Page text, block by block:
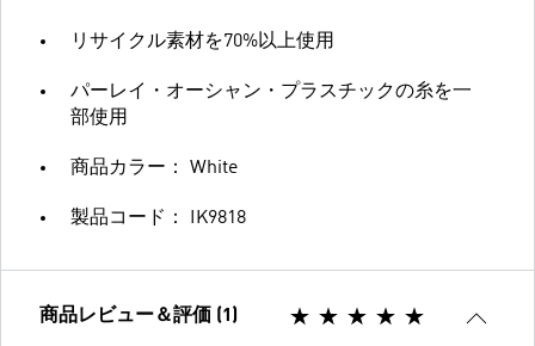
リサイクル素材を70%以上使用
パーレイ・オーシャン・プラスチックの糸を一
部使用
商品カラー： White
製品コード： IK9818
商品レビュー＆評価 (1)